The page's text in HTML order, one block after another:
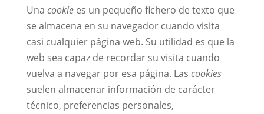
Una cookiees un pequeño fichero de texto que
se almacena en su navegador cuando visita
casi cualquier página web. Su utilidad es que la
web sea capaz de recordar su visita cuando
vuelva a navegar por esa página. Las cookies
suelen almacenar información de carácter
técnico, preferencias personales,